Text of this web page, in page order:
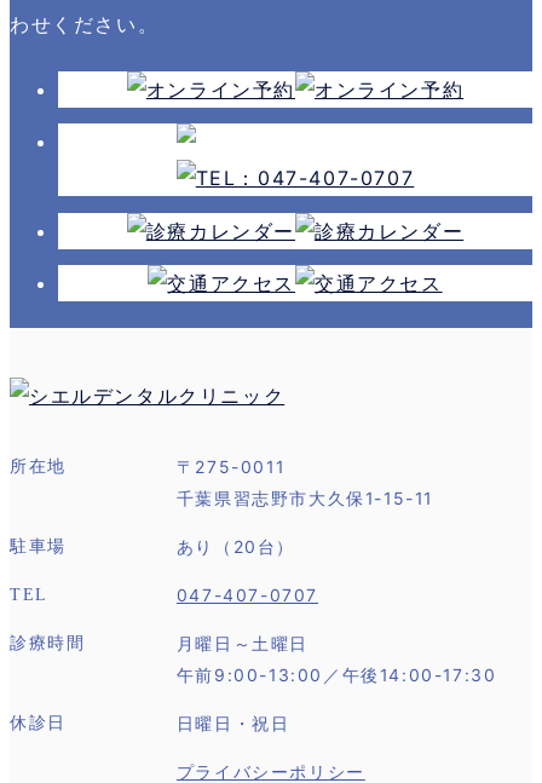
わせください。
所在地
〒275-0011
千葉県習志野市大久保1-15-11
駐車場 あり（20台）
TEL 047-407-0707
診療時間
月曜日～土曜日
午前9:00-13:00／午後14:00-17:30
休診日 日曜日・祝日
プライバシーポリシー